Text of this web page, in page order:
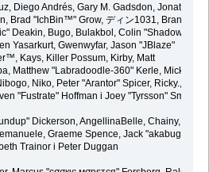
Diego Andrés, Gary M. Gadsdon, Jonathan
Brad "IchBin™" Grow, ディン1031, Brannon
Deakin, Bugo, Bulakbol, Colin "Shadow82x"
Yasarkurt, Gwenwyfar, Jason "JBlaze"
Kays, Killer Possum, Kirby, Matt
Matthew "Labradoodle-360" Kerle, Mick.,
Niko, Peter "Arantor" Spicer, Ricky.,
"Fustrate" Hoffman i Joey "Tyrsson" Smith
Dickerson, AngellinaBelle, Chainy,
Graeme Spence, Jack "akabugeyes"
Trainor i Peter Duggan